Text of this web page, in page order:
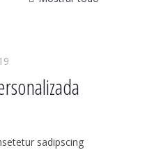
sadipscing